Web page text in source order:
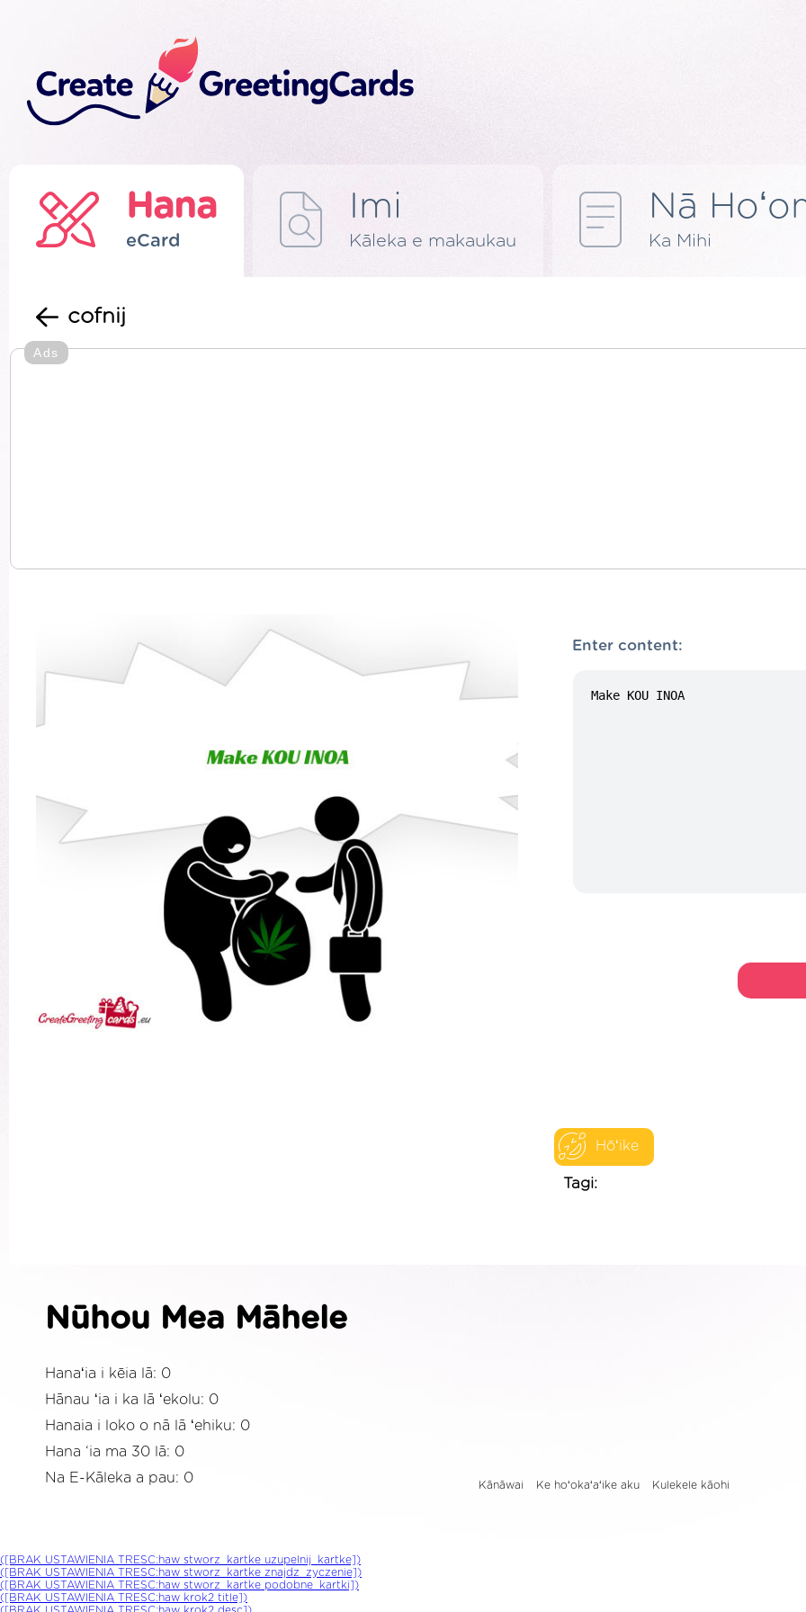
Hana
eCard
Imi
Kāleka e makaukau
Nā
Ka Mihi
cofnij
Ads
Enter content:
Hōʻike
Tagi:
Nūhou Mea Māhele
Hanaʻia i kēia lā: 0
Hānau ʻia i ka lā ʻekolu: 0
Hanaia i loko o nā lā ʻehiku: 0
Hana ‘ia ma 30 lā: 0
Na E-Kāleka a pau: 0
Kānāwai Ke hoʻokaʻaʻike aku Kulekele kāohi
([BRAK USTAWIENIA TRESC:haw stworz_kartke uzupelnij_kartke])
([BRAK USTAWIENIA TRESC:haw stworz_kartke znajdz_zyczenie])
([BRAK USTAWIENIA TRESC:haw stworz_kartke podobne_kartki])
([BRAK USTAWIENIA TRESC:haw krok2 title])